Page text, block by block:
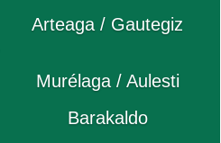
Arteaga / Gautegiz
Murélaga / Aulesti
Barakaldo